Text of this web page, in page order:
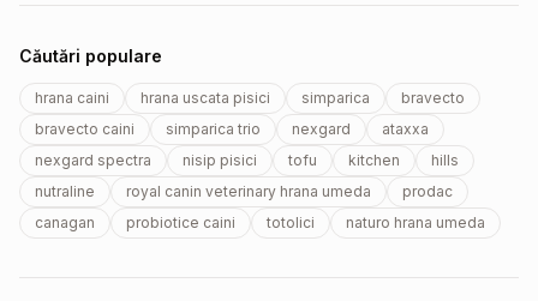
Căutări populare
hrana caini hrana uscata pisici simparica
bravecto
bravecto caini
simparica trio nexgard
ataxxa
nexgard spectra
nisip pisici tofu kitchen
hills
nutraline
royal canin veterinary hrana umeda
prodac
canagan
probiotice caini totolici naturo hrana umeda